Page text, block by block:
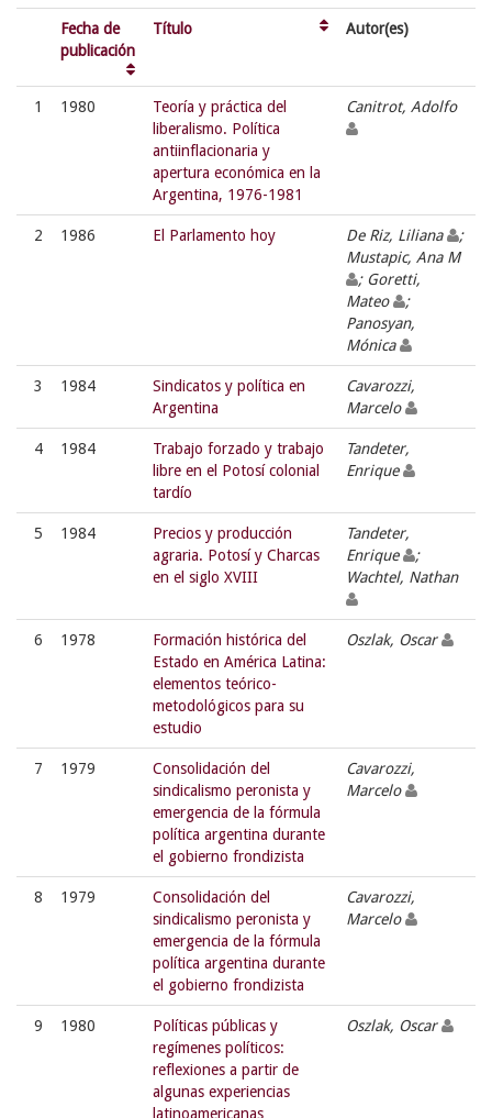
Fecha de
publicación
Título Autor(es)
1 1980
Teoría y práctica del
liberalismo. Política
antiinflacionaria y
apertura económica en la
Argentina, 1976-1981
Canitrot, Adolfo
2 1986 El Parlamento hoy De Riz, Liliana
;
Mustapic, Ana M
; Goretti,
Mateo
;
Panosyan,
Mónica
3 1984
Sindicatos y política en
Argentina
Cavarozzi,
Marcelo
4 1984
Trabajo forzado y trabajo
libre en el Potosí colonial
tardío
Tandeter,
Enrique
5 1984
Precios y producción
agraria. Potosí y Charcas
en el siglo XVIII
Tandeter,
Enrique
;
Wachtel, Nathan
6 1978
Formación histórica del
Estado en América Latina:
elementos teórico-
metodológicos para su
estudio
Oszlak, Oscar
7 1979
Consolidación del
sindicalismo peronista y
emergencia de la fórmula
política argentina durante
el gobierno frondizista
Cavarozzi,
Marcelo
8 1979
Consolidación del
sindicalismo peronista y
emergencia de la fórmula
política argentina durante
el gobierno frondizista
Cavarozzi,
Marcelo
9 1980
Políticas públicas y
regímenes políticos:
reflexiones a partir de
algunas experiencias
latinoamericanas
Oszlak, Oscar